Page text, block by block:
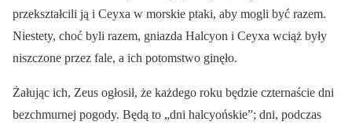
przekształcili ją i Ceyxa w morskie ptaki, aby mogli być razem.
Niestety, choć byli razem, gniazda Halcyon i Ceyxa wciąż były
niszczone przez fale, a ich potomstwo ginęło.
Żałując ich, Zeus ogłosił, że każdego roku będzie czternaście dni
bezchmurnej pogody. Będą to „dni halcyońskie”; dni, podczas